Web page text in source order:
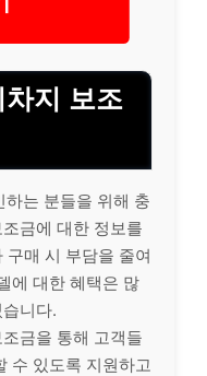
지 보조
는 분들을 위해 충
금에 대한 정보를
구매 시 부담을 줄여
에 대한 혜택은 많
니다.
금을 통해 고객들
수 있도록 지원하고